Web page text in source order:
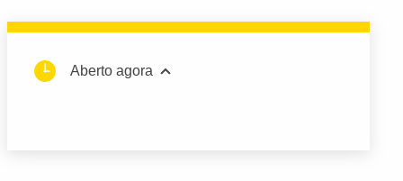
Aberto agora